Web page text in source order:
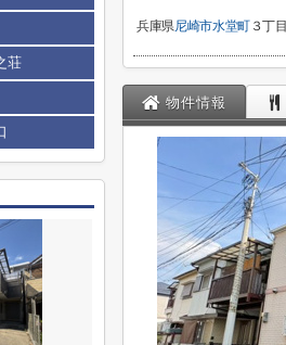
兵庫県尼崎市水堂町３丁目
物件情報
荘